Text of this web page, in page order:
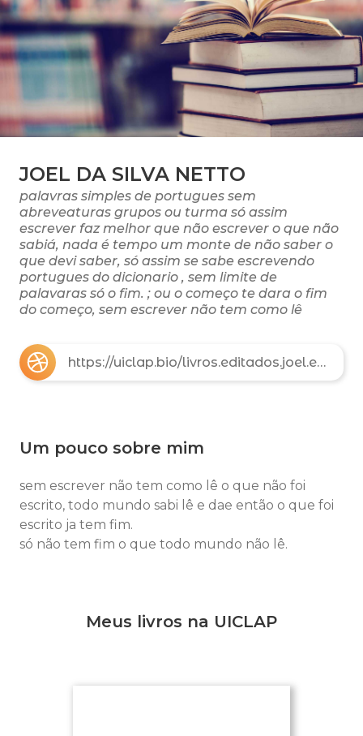
JOEL DA SILVA NETTO
palavras simples de portugues sem
abreveaturas grupos ou turma só assim
escrever faz melhor que não escrever o que não
sabiá, nada é tempo um monte de não saber o
que devi saber, só assim se sabe escrevendo
portugues do dicionario , sem limite de
palavaras só o fim. ; ou o começo te dara o fim
do começo, sem escrever não tem como lê
https://uiclap.bio/livros.editados.joel.escritor.2026
Um pouco sobre mim
sem escrever não tem como lê o que não foi
escrito, todo mundo sabi lê e dae então o que foi
escrito ja tem fim.
só não tem fim o que todo mundo não lê.
Meus livros na UICLAP